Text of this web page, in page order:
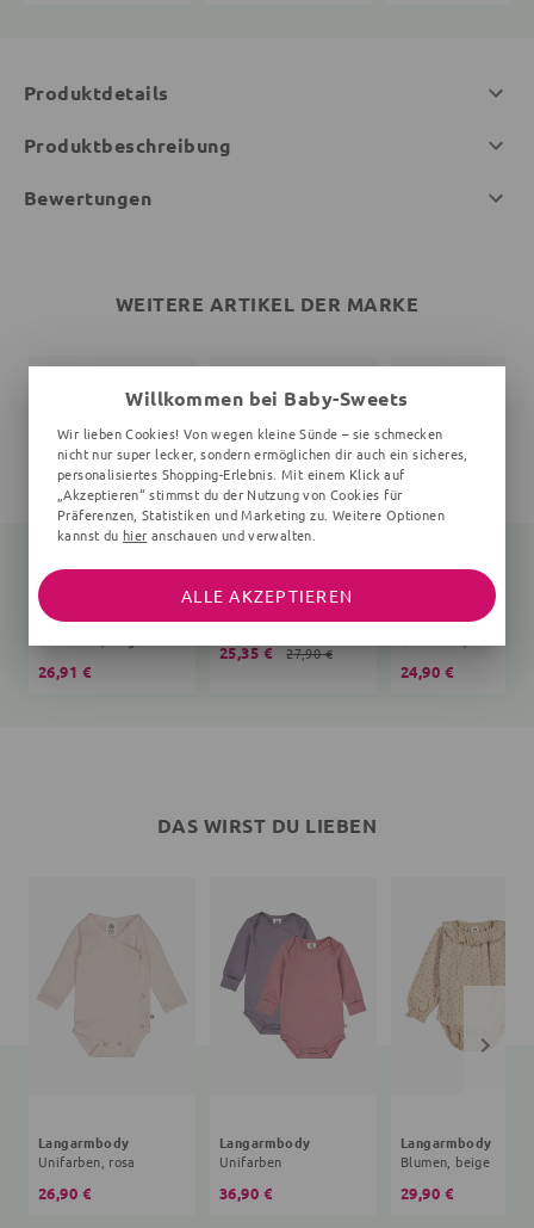
Produktdetails
Produktbeschreibung
Bewertungen
WEITERE ARTIKEL DER MARKE
Langarmbody
26,91 €
Print
25,35 € 27,90 €
Babyhose
24,90 €
DAS WIRST DU LIEBEN
Langarmbody
Unifarben, rosa
26,90 €
Langarmbody
Unifarben
36,90 €
Langarmbody
Blumen, beige
29,90 €
Willkommen bei Baby-Sweets
Wir lieben Cookies! Von wegen kleine Sünde – sie schmecken
nicht nur super lecker, sondern ermöglichen dir auch ein sicheres,
personalisiertes Shopping-Erlebnis. Mit einem Klick auf
„Akzeptieren“ stimmst du der Nutzung von Cookies für
Präferenzen, Statistiken und Marketing zu. Weitere Optionen
kannst du hier anschauen und verwalten.
ALLE AKZEPTIEREN